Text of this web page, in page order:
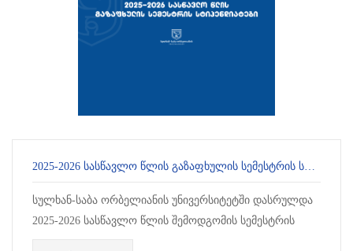
2025-2026 ᲡᲐᲡᲬᲐᲕᲚᲝ ᲬᲚᲘᲡ ᲒᲐᲖᲐᲤᲮᲣᲚᲘᲡ ᲡᲔᲛᲔᲡᲢᲠᲘᲡ ᲡᲢᲘᲞᲔᲜᲓᲘᲐᲜᲢᲔᲑᲘ
სულხან-საბა ორბელიანის უნივერსიტეტში დასრულდა
2025-2026 სასწავლო წლის შემოდგომის სემესტრის
სტიპენდიატების შერჩევის პროცესი.